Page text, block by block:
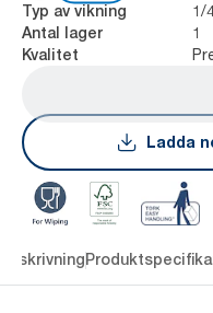
Typ av vikning 1/
Antal lager 1
Kvalitet
Ladda